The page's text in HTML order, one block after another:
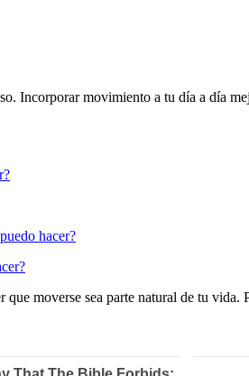
Incorporar movimiento a tu día a día
moverse sea parte natural de tu